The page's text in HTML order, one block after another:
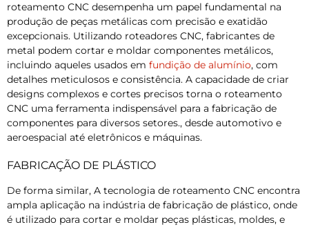
roteamento CNC desempenha um papel fundamental na
produção de peças metálicas com precisão e exatidão
excepcionais. Utilizando roteadores CNC, fabricantes de
metal podem cortar e moldar componentes metálicos,
incluindo aqueles usados ​​em fundição de alumínio, com
detalhes meticulosos e consistência. A capacidade de criar
designs complexos e cortes precisos torna o roteamento
CNC uma ferramenta indispensável para a fabricação de
componentes para diversos setores., desde automotivo e
aeroespacial até eletrônicos e máquinas.
FABRICAÇÃO DE PLÁSTICO
De forma similar, A tecnologia de roteamento CNC encontra
ampla aplicação na indústria de fabricação de plástico, onde
é utilizado para cortar e moldar peças plásticas, moldes, e